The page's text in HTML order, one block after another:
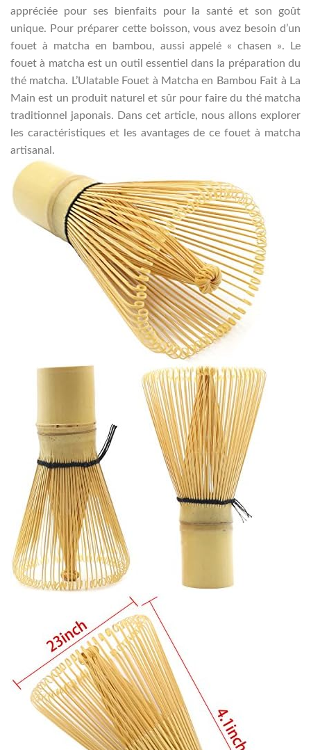
appréciée pour ses bienfaits pour la santé et son goût
unique. Pour préparer cette boisson, vous avez besoin d’un
fouet à matcha en bambou, aussi appelé « chasen ». Le
fouet à matcha est un outil essentiel dans la préparation du
thé matcha. L’Ulatable Fouet à Matcha en Bambou Fait à La
Main est un produit naturel et sûr pour faire du thé matcha
traditionnel japonais. Dans cet article, nous allons explorer
les caractéristiques et les avantages de ce fouet à matcha
artisanal.